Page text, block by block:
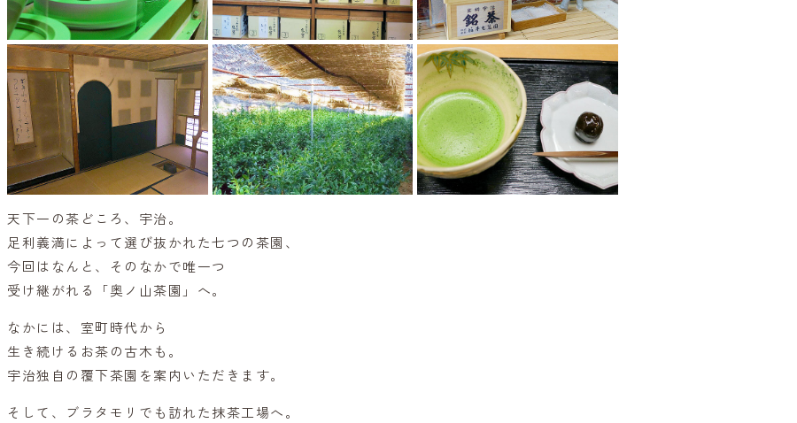
天下一の茶どころ、宇治。
足利義満によって選び抜かれた七つの茶園、
今回はなんと、そのなかで唯一つ
受け継がれる「奥ノ山茶園」へ。
なかには、室町時代から
生き続けるお茶の古木も。
宇治独自の覆下茶園を案内いただきます。
そして、ブラタモリでも訪れた抹茶工場へ。